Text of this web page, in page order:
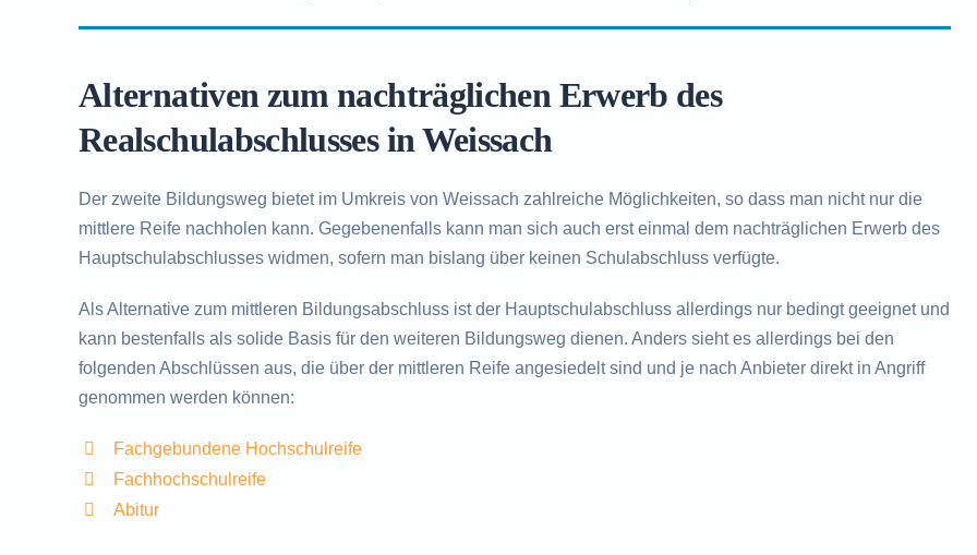
Alternativen zum nachträglichen Erwerb des
Realschulabschlusses in Weissach
Der zweite Bildungsweg bietet im Umkreis von Weissach zahlreiche Möglichkeiten, so dass man nicht nur die
mittlere Reife nachholen kann. Gegebenenfalls kann man sich auch erst einmal dem nachträglichen Erwerb des
Hauptschulabschlusses widmen, sofern man bislang über keinen Schulabschluss verfügte.
Als Alternative zum mittleren Bildungsabschluss ist der Hauptschulabschluss allerdings nur bedingt geeignet und
kann bestenfalls als solide Basis für den weiteren Bildungsweg dienen. Anders sieht es allerdings bei den
folgenden Abschlüssen aus, die über der mittleren Reife angesiedelt sind und je nach Anbieter direkt in Angriff
genommen werden können:
Fachgebundene Hochschulreife
Fachhochschulreife
Abitur